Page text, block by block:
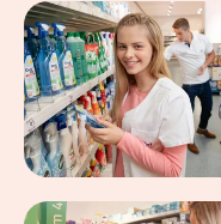
Eindrücke aus